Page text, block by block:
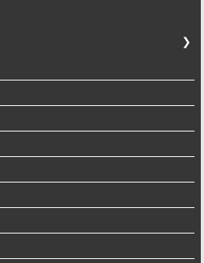
❯